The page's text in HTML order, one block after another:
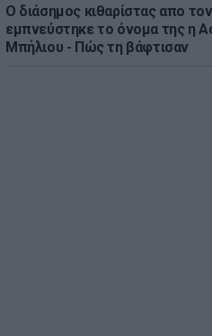
Ο διάσημος κιθαρίστας απο
εμπνεύστηκε το όνομα της η
Μπήλιου - Πώς τη βάφτισαν